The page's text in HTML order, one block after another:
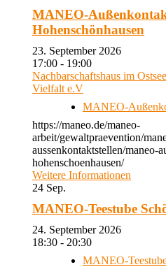
MANEO-
Hohenschönhausen
23. September 2026
17:00 - 19:00
Nachbarschaftshaus im
Vielfalt e.V
MANEO-
https://maneo.de/maneo-
arbeit/gewaltpraevention/
aussenkontaktstellen/maneo-
hohenschoenhausen/
Weitere Informationen
24 Sep.
MANEO-Teestube
24. September 2026
18:30 - 20:30
MANEO-